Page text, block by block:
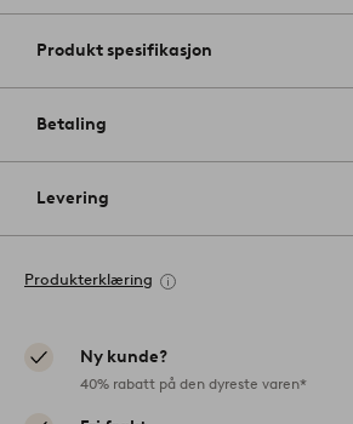
Produkt spesifikasjon
Betaling
Levering
Produkterklæring
Ny kunde?
40% rabatt på den dyreste varen*